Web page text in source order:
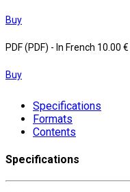
Buy
PDF (PDF) - In French 10.00 €
Buy
Specifications
Formats
Contents
Specifications